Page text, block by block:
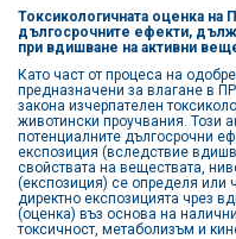
Токсикологичната оценка на
дългосрочните ефекти,
при вдишване на активни
Като част от процеса на
предназначени за влагане в
закона изчерпателен
животински проучвания. Този
потенциалните дългосрочни
експозиция (вследствие
свойствата на веществата,
(експозиция) се определя или
директно експозицията чрез
(оценка) въз основа на
токсичност, метаболизъм и